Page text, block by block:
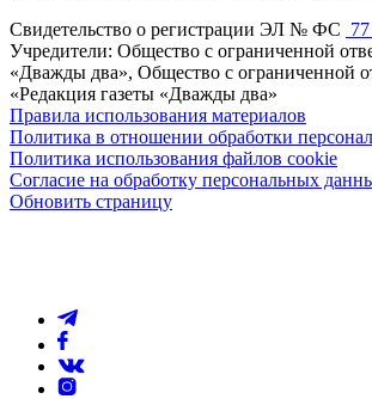
Свидетельство о регистрации ЭЛ № ФС
Учредители: Общество с ограниченной
«Дважды два», Общество с ограниченной
«Редакция газеты «Дважды два»
Правила использования материалов
Политика в отношении обработки
Политика использования файлов cookie
Согласие на обработку персональных
Обновить страницу